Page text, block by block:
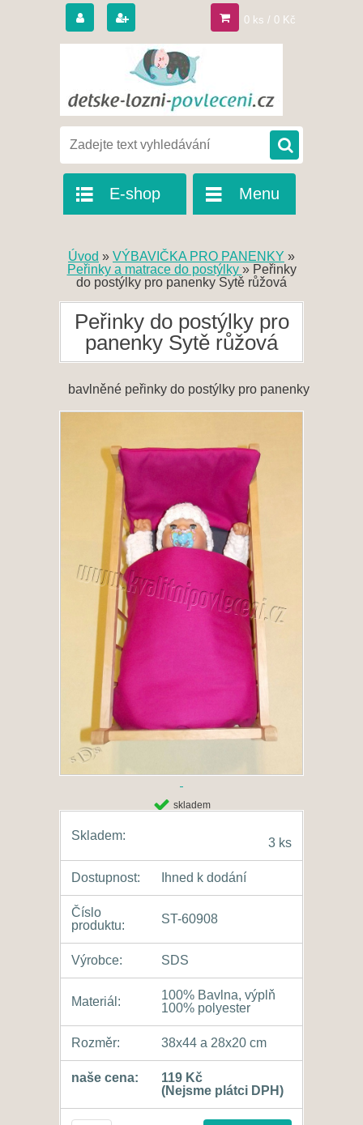
0 ks / 0 Kč
E-shop Menu
Úvod » VÝBAVIČKA PRO PANENKY »
Peřinky a matrace do postýlky » Peřinky
do postýlky pro panenky Sytě růžová
Peřinky do postýlky pro
panenky Sytě růžová
bavlněné peřinky do postýlky pro panenky
skladem
Skladem:
3 ks
Dostupnost: Ihned k dodání
Číslo
produktu:
ST-60908
Výrobce: SDS
Materiál:
100% Bavlna, výplň
100% polyester
Rozměr: 38x44 a 28x20 cm
naše cena:
119 Kč
(Nejsme plátci DPH)